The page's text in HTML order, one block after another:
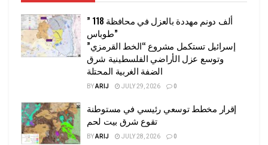
” 118 ألف دونم مهددة بالعزل في محافظة
طوباس”
إسرائيل تستكمل مشروع “الخط القرمزي”
وتوسع عزل الأراضي الفلسطينية شرق
الضفة الغربية المحتلة
BYARIJ JULY 29, 2026 0
إقرار مخطط توسعي رئيسي في مستوطنة
تقوع شرق بيت لحم
BYARIJ JULY 28, 2026 0